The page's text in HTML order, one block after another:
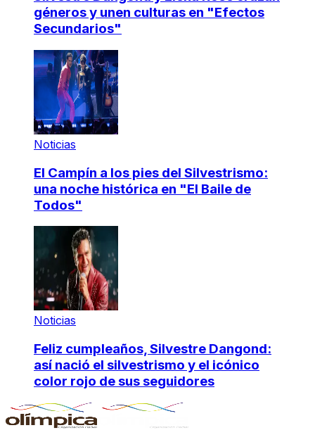
géneros y unen culturas en "Efectos
Secundarios"
Noticias
El Campín a los pies del Silvestrismo:
una noche histórica en "El Baile de
Todos"
Noticias
Feliz cumpleaños, Silvestre Dangond:
así nació el silvestrismo y el icónico
color rojo de sus seguidores